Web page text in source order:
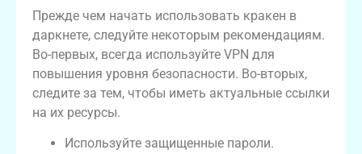
Прежде чем начать использовать кракен в
даркнете, следуйте некоторым рекомендациям.
Во-первых, всегда используйте VPN для
повышения уровня безопасности. Во-вторых,
следите за тем, чтобы иметь актуальные ссылки
на их ресурсы.
Используйте защищенные пароли.